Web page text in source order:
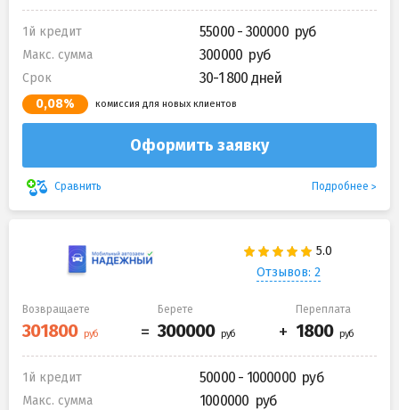
1й кредит 55000 - 300000
Макс. сумма 300000
Срок 30-1 800 дней
0,08% комиссия для новых клиентов
Оформить заявку
Сравнить Подробнее
Отзывов: 2
Возвращаете Берете Переплата
1й кредит 50000 - 1000000
Макс. сумма 1000000